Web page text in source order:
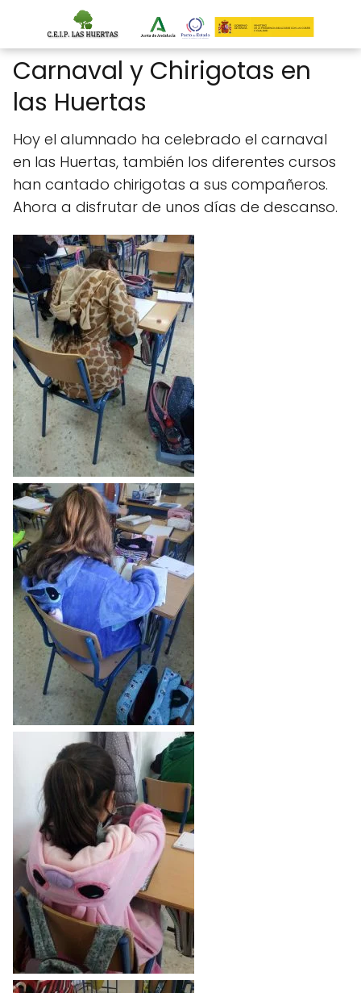
Carnaval y Chirigotas en
las Huertas
Hoy el alumnado ha celebrado el carnaval
en las Huertas, también los diferentes cursos
han cantado chirigotas a sus compañeros.
Ahora a disfrutar de unos días de descanso.